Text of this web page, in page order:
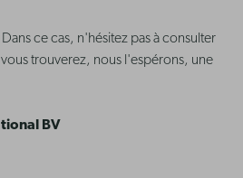
ce cas, n'hésitez pas à consulter
trouverez, nous l'espérons, une
BV